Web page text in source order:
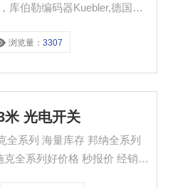
库伯勒编码器Kuebler,德国
浏览量：3307
米 光电开关
全系列 海量库存 邦纳全系列
全系列好价格 秒报价 经销菲